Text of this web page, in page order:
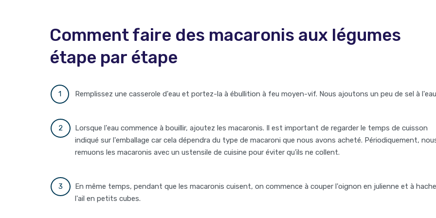
Comment faire des macaronis aux légumes
étape par étape
Remplissez une casserole d'eau et portez-la à ébullition à feu moyen-vif. Nous ajoutons un peu de sel à
Lorsque l'eau commence à bouillir, ajoutez les macaronis. Il est important de regarder le temps de cuisson
indiqué sur l'emballage car cela dépendra du type de macaroni que nous avons acheté. Périodiquement,
remuons les macaronis avec un ustensile de cuisine pour éviter qu'ils ne collent.
En même temps, pendant que les macaronis cuisent, on commence à couper l'oignon en julienne et à
l'ail en petits cubes.